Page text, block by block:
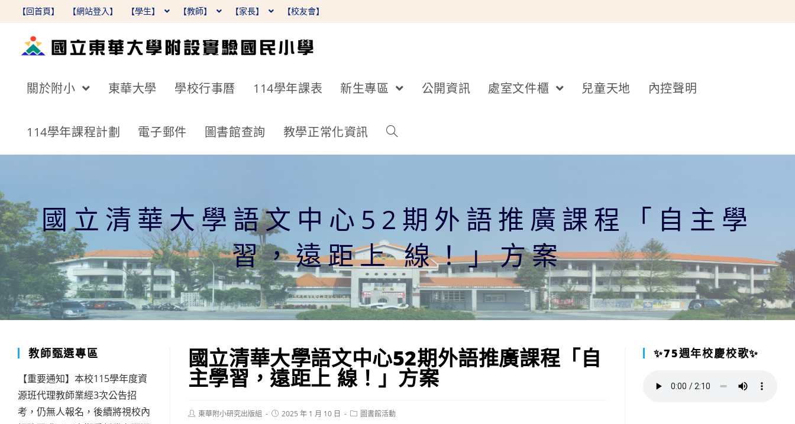
【回首頁】 【網站登入】 【學生】 【教師】 【家長】 【校友會】
關於附小 東華大學 學校行事曆 114學年課表 新生專區 公開資訊 處室文件櫃 兒童天地 內控聲明
114學年課程計劃 電子郵件 圖書館查詢 教學正常化資訊
國立清華大學語文中心52期外語推廣課程「自主學
習，遠距上 線！」方案
國立清華大學語文中心52期外語推廣課程「自
主學習，遠距上 線！」方案
Post東華附小研究出版組
Post2025 年 1 月 10 日
Post圖書館活動
教師甄選專區
【重要通知】本校115學年度資
源班代理教師業經3次公告招
考，仍無人報名，後續將視校內
✨75週年校慶校歌✨